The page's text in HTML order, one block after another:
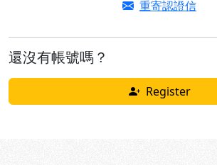
重寄認證信
還沒有帳號嗎？
Register